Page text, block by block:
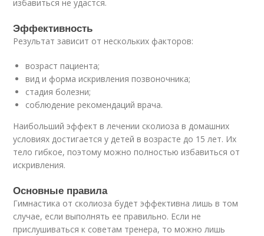
избавиться не удастся.
Эффективность
Результат зависит от нескольких факторов:
возраст пациента;
вид и форма искривления позвоночника;
стадия болезни;
соблюдение рекомендаций врача.
Наибольший эффект в лечении сколиоза в домашних
условиях достигается у детей в возрасте до 15 лет. Их
тело гибкое, поэтому можно полностью избавиться от
искривления.
Основные правила
Гимнастика от сколиоза будет эффективна лишь в том
случае, если выполнять ее правильно. Если не
прислушиваться к советам тренера, то можно лишь